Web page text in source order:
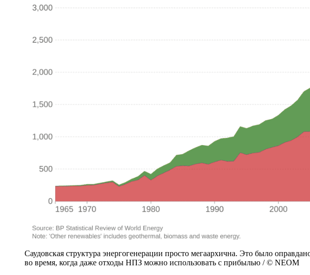
Саудовская структура энергогенерации просто мегаархична. Это было
во время, когда даже отходы НПЗ можно использовать с прибылью / © NEOM